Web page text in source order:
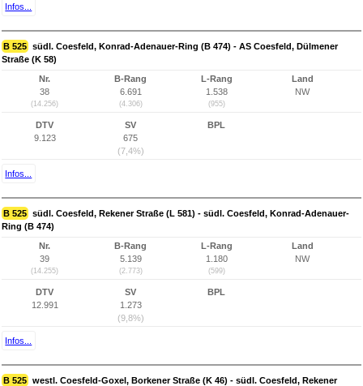
Infos...
B 525 südl. Coesfeld, Konrad-Adenauer-Ring (B 474) - AS Coesfeld, Dülmener
Straße (K 58)
Nr.
38
(14.256)
B-Rang
6.691
(4.306)
L-Rang
1.538
(955)
Land
NW
DTV
9.123
SV
675
(7,4%)
BPL
Infos...
B 525 südl. Coesfeld, Rekener Straße (L 581) - südl. Coesfeld, Konrad-Adenauer-
Ring (B 474)
Nr.
39
(14.255)
B-Rang
5.139
(2.773)
L-Rang
1.180
(599)
Land
NW
DTV
12.991
SV
1.273
(9,8%)
BPL
Infos...
B 525 westl. Coesfeld-Goxel, Borkener Straße (K 46) - südl. Coesfeld, Rekener